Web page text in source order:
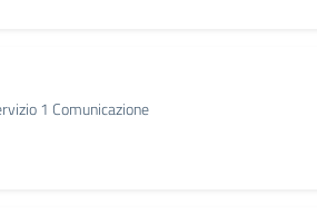
1 Comunicazione